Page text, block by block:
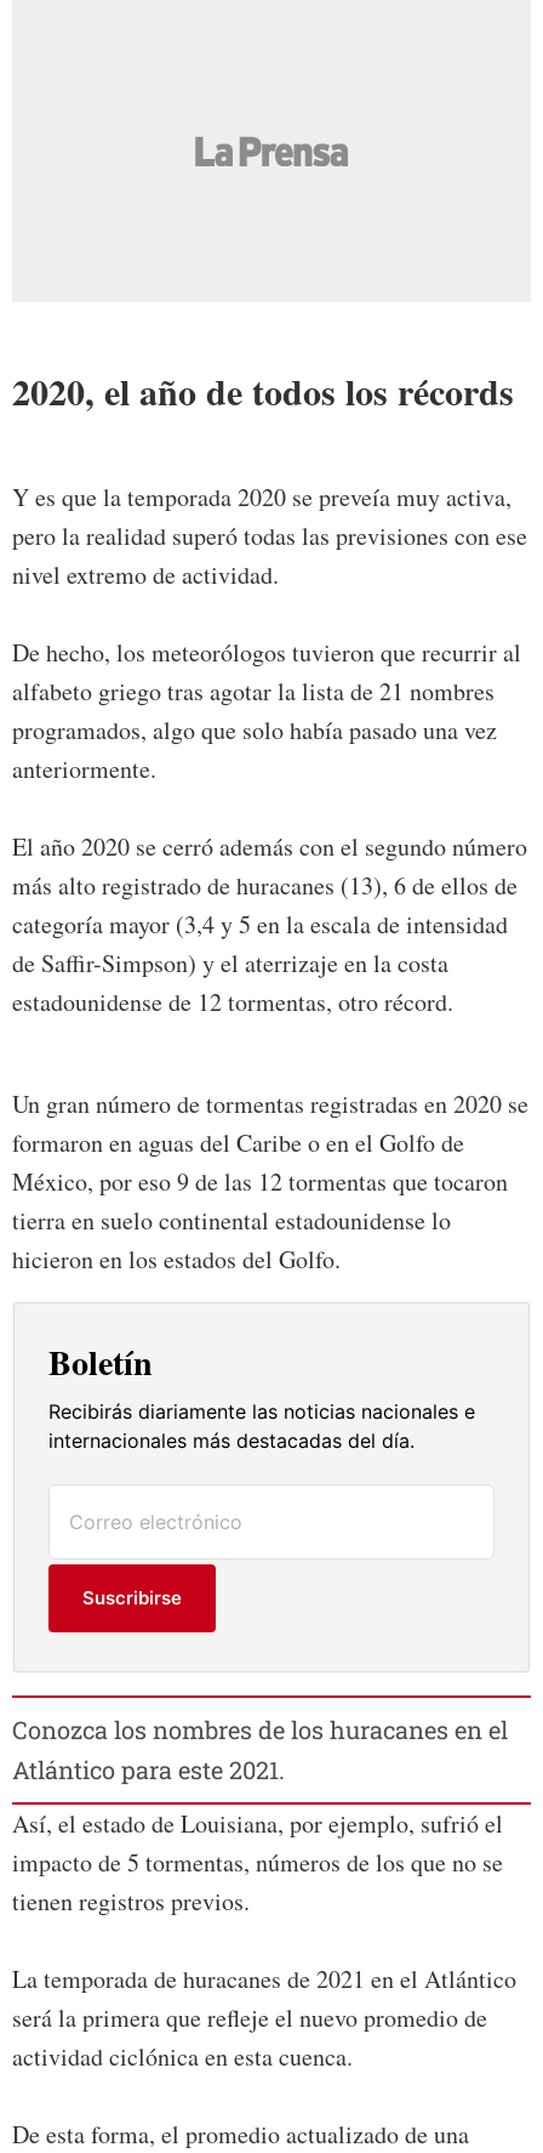
2020, el año de todos los récords
Y es que la temporada 2020 se preveía muy activa,
pero la realidad superó todas las previsiones con ese
nivel extremo de actividad.
De hecho, los meteorólogos tuvieron que recurrir al
alfabeto griego tras agotar la lista de 21 nombres
programados, algo que solo había pasado una vez
anteriormente.
El año 2020 se cerró además con el segundo número
más alto registrado de huracanes (13), 6 de ellos de
categoría mayor (3,4 y 5 en la escala de intensidad
de Saffir-Simpson) y el aterrizaje en la costa
estadounidense de 12 tormentas, otro récord.
Un gran número de tormentas registradas en 2020 se
formaron en aguas del Caribe o en el Golfo de
México, por eso 9 de las 12 tormentas que tocaron
tierra en suelo continental estadounidense lo
hicieron en los estados del Golfo.
Boletín
Recibirás diariamente las noticias nacionales e
internacionales más destacadas del día.
Suscribirse
Conozca los nombres de los huracanes en el
Atlántico para este 2021.
Así, el estado de Louisiana, por ejemplo, sufrió el
impacto de 5 tormentas, números de los que no se
tienen registros previos.
La temporada de huracanes de 2021 en el Atlántico
será la primera que refleje el nuevo promedio de
actividad ciclónica en esta cuenca.
De esta forma, el promedio actualizado de una